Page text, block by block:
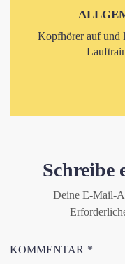
Kopfhörer auf und
Schreibe
Deine E-Mail-
KOMMENTAR *